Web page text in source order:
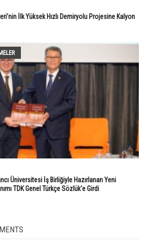
İlk Yüksek Hızlı Demiryolu Projesine Kalyon
Üniversitesi İş Birliğiyle Hazırlanan Yeni
TDK Genel Türkçe Sözlük'e Girdi